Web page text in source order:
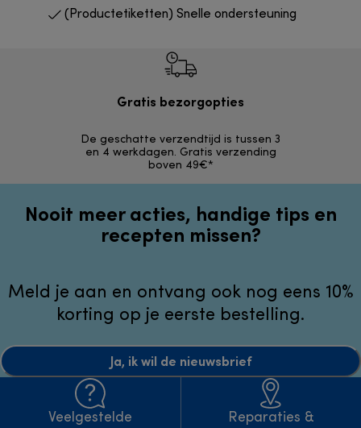
(Productetiketten) Snelle ondersteuning
Gratis bezorgopties
De geschatte verzendtijd is tussen 3
en 4 werkdagen. Gratis verzending
boven 49€*
Nooit meer acties, handige tips en
recepten missen?
Meld je aan en ontvang ook nog eens 10%
korting op je eerste bestelling.
Ja, ik wil de nieuwsbrief
Veelgestelde
Reparaties &